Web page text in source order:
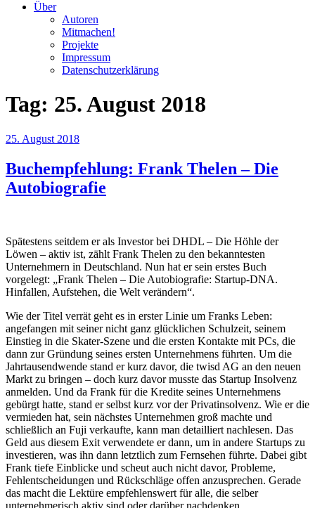
Über
Autoren
Mitmachen!
Projekte
Impressum
Datenschutzerklärung
Tag: 25. August 2018
Veröffentlicht
25. August 2018
Buchempfehlung: Frank Thelen – Die
Autobiografie
Spätestens seitdem er als Investor bei DHDL – Die Höhle der
Löwen – aktiv ist, zählt Frank Thelen zu den bekanntesten
Unternehmern in Deutschland. Nun hat er sein erstes Buch
vorgelegt: „Frank Thelen – Die Autobiografie: Startup-DNA.
Hinfallen, Aufstehen, die Welt verändern“.
Wie der Titel verrät geht es in erster Linie um Franks Leben:
angefangen mit seiner nicht ganz glücklichen Schulzeit, seinem
Einstieg in die Skater-Szene und die ersten Kontakte mit PCs, die
dann zur Gründung seines ersten Unternehmens führten. Um die
Jahrtausendwende stand er kurz davor, die twisd AG an den neuen
Markt zu bringen – doch kurz davor musste das Startup Insolvenz
anmelden. Und da Frank für die Kredite seines Unternehmens
gebürgt hatte, stand er selbst kurz vor der Privatinsolvenz. Wie er die
vermieden hat, sein nächstes Unternehmen groß machte und
schließlich an Fuji verkaufte, kann man detailliert nachlesen. Das
Geld aus diesem Exit verwendete er dann, um in andere Startups zu
investieren, was ihn dann letztlich zum Fernsehen führte. Dabei gibt
Frank tiefe Einblicke und scheut auch nicht davor, Probleme,
Fehlentscheidungen und Rückschläge offen anzusprechen. Gerade
das macht die Lektüre empfehlenswert für alle, die selber
unternehmerisch aktiv sind oder darüber nachdenken.